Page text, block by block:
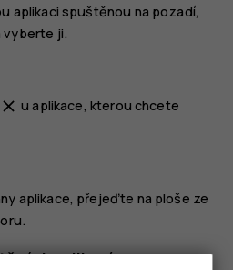
aplikaci spuštěnou na pozadí,
vyberte ji.
close u aplikace, kterou chcete
aplikace, přejeďte na ploše ze
aplikací